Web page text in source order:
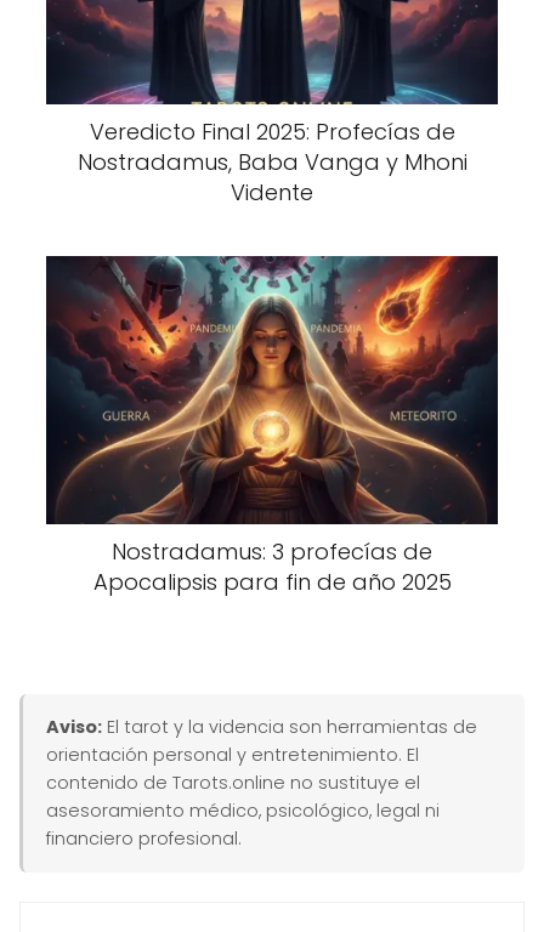
Veredicto Final 2025: Profecías de
Nostradamus, Baba Vanga y Mhoni
Vidente
Nostradamus: 3 profecías de
Apocalipsis para fin de año 2025
Aviso: El tarot y la videncia son herramientas de
orientación personal y entretenimiento. El
contenido de Tarots.online no sustituye el
asesoramiento médico, psicológico, legal ni
financiero profesional.